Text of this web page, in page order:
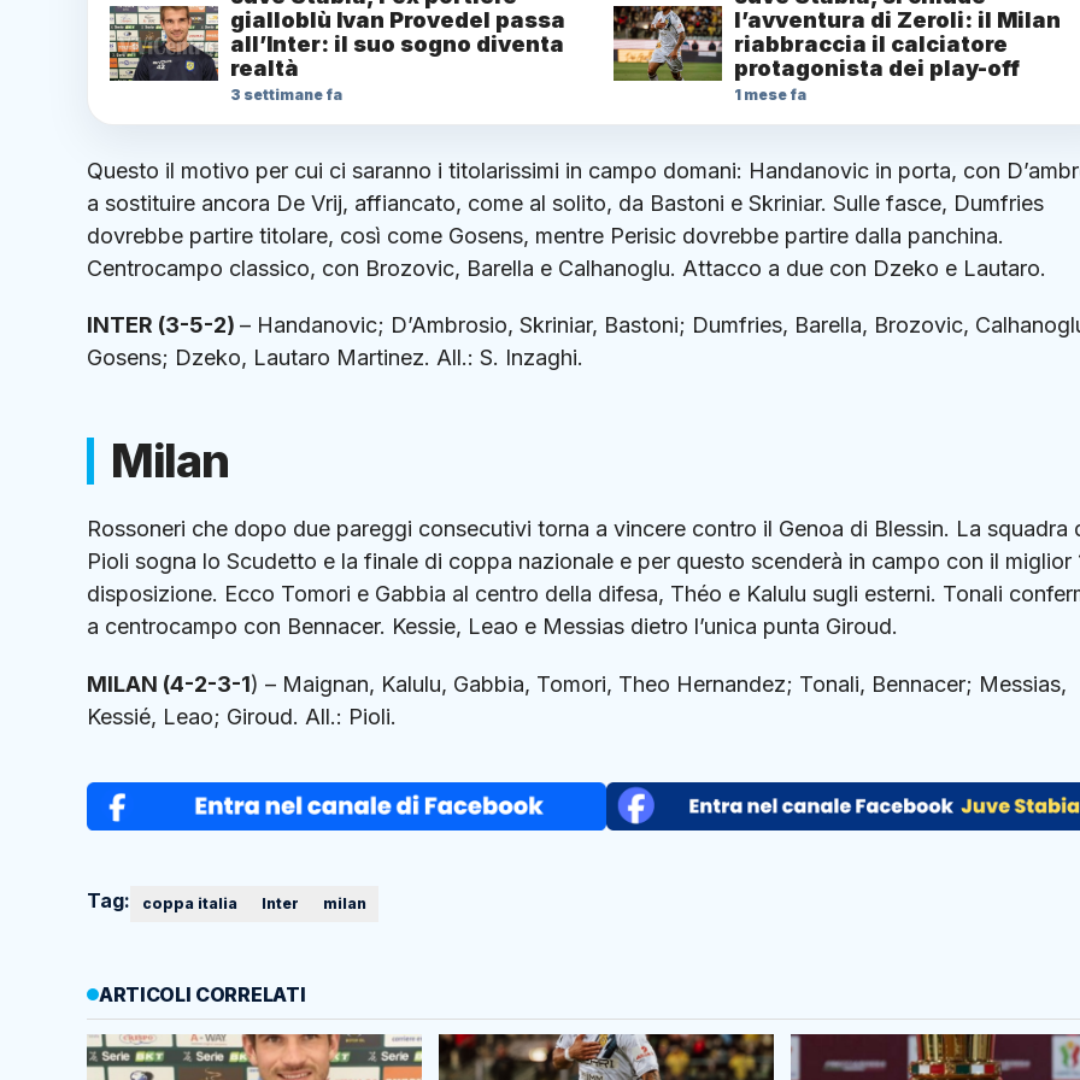
gialloblù Ivan Provedel passa
all’Inter: il suo sogno diventa
realtà
3 settimane fa
l’avventura di Zeroli: il Milan
riabbraccia il calciatore
protagonista dei play-off
1 mese fa
Questo il motivo per cui ci saranno i titolarissimi in campo domani: Handanovic in porta, con
a sostituire ancora De Vrij, affiancato, come al solito, da Bastoni e Skriniar. Sulle fasce, Dumfries
dovrebbe partire titolare, così come Gosens, mentre Perisic dovrebbe partire dalla panchina.
Centrocampo classico, con Brozovic, Barella e Calhanoglu. Attacco a due con Dzeko e Lautaro.
INTER (3-5-2) – Handanovic; D’Ambrosio, Skriniar, Bastoni; Dumfries, Barella, Brozovic,
Gosens; Dzeko, Lautaro Martinez. All.: S. Inzaghi.
Milan
Rossoneri che dopo due pareggi consecutivi torna a vincere contro il Genoa di Blessin. La squadra
Pioli sogna lo Scudetto e la finale di coppa nazionale e per questo scenderà in campo con il miglior
disposizione. Ecco Tomori e Gabbia al centro della difesa, Théo e Kalulu sugli esterni. Tonali
a centrocampo con Bennacer. Kessie, Leao e Messias dietro l’unica punta Giroud.
MILAN (4-2-3-1) – Maignan, Kalulu, Gabbia, Tomori, Theo Hernandez; Tonali, Bennacer; Messias,
Kessié, Leao; Giroud. All.: Pioli.
Tag: coppa italia Inter milan
ARTICOLI CORRELATI